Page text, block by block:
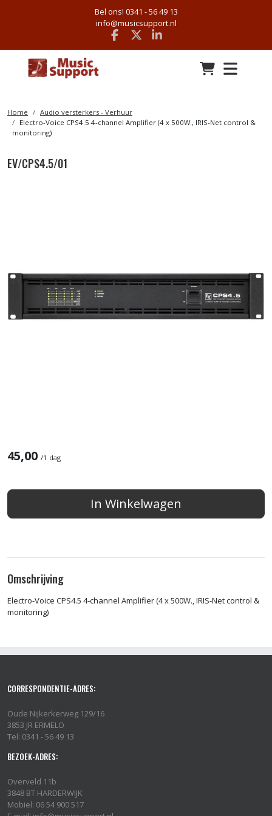
Bel ons! 0341 - 56 49 13
info@musicsupport.nl
Facebook
x linkedin
Home
Audio versterkers - Verhuur
Electro-Voice CPS4.5 4-channel Amplifier (4 x 500W., IRIS-Net control &
monitoring)
EV/CPS4.5/01
45,00 /1 dag
In Winkelwagen
Omschrijving
Electro-Voice CPS4.5 4-channel Amplifier (4 x 500W., IRIS-Net control &
monitoring)
CORRESPONDENTIE-ADRES:
Oude Nijkerkerweg 129/16
3853 JR ERMELO
Tel: 0341 - 56 49 13
BEZOEK-ADRES:
Overveld 11b
3848 BT HARDERWIJK
Mobiel: 06 54 900 517